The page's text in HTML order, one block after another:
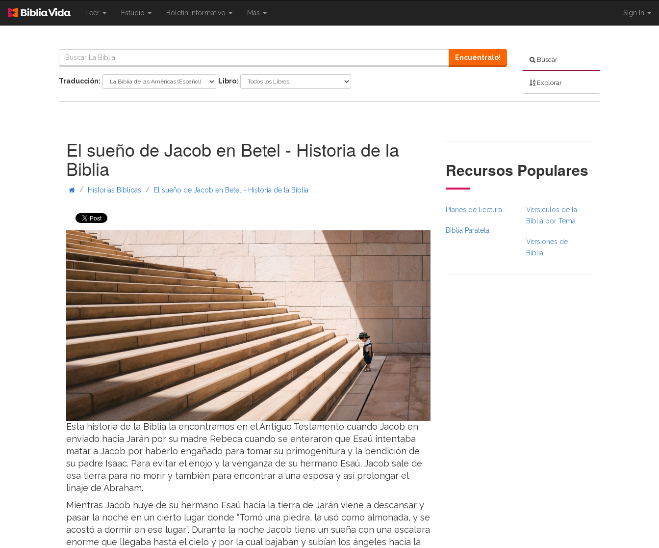
Leer
{{
Estudio
{{
Boletín informativo Más
{{
Sign In
Buscar
Explorar
Encuéntralo!
Traducción: Libro:
El sueño de Jacob en Betel - Historia de la
Biblia
/ Historias Bíblicas / El sueño de Jacob en Betel - Historia de la Biblia
Esta historia de la Biblia la encontramos en el Antiguo Testamento cuando Jacob en
enviado hacia Jarán por su madre Rebeca cuando se enteraron que Esaú intentaba
matar a Jacob por haberlo engañado para tomar su primogenitura y la bendición de
su padre Isaac. Para evitar el enojo y la venganza de su hermano Esaú, Jacob sale de
esa tierra para no morir y también para encontrar a una esposa y así prolongar el
linaje de Abraham.
Mientras Jacob huye de su hermano Esaú hacia la tierra de Jarán viene a descansar y
pasar la noche en un cierto lugar donde “Tomó una piedra, la usó como almohada, y se
acostó a dormir en ese lugar”. Durante la noche Jacob tiene un sueña con una escalera
enorme que llegaba hasta el cielo y por la cual bajaban y subían los ángeles hacia la
Recursos Populares
Planes de Lectura
Biblia Paralela
Versículos de la
Biblia por Tema
Versiones de
Biblia